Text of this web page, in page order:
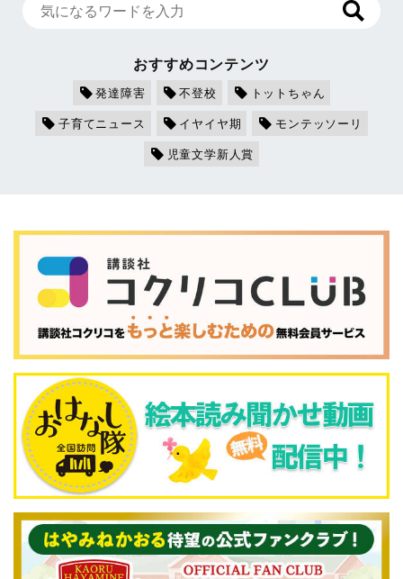
おすすめコンテンツ
発達障害 不登校
トットちゃん
子育てニュース
イヤイヤ期
モンテッソーリ
児童文学新人賞